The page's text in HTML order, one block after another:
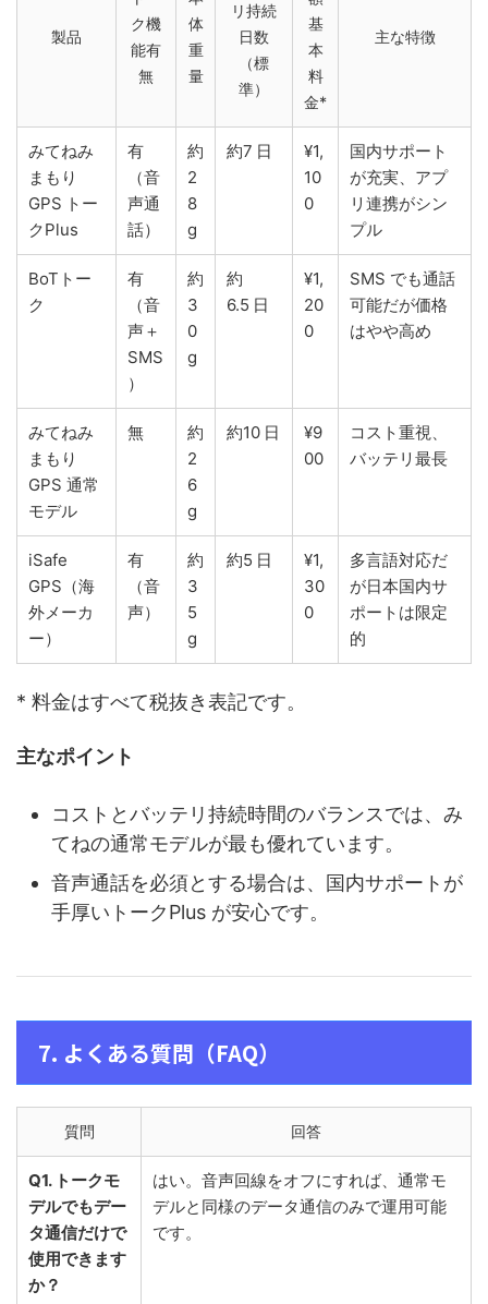
製品
ク機
能有
無
体
重
量
リ持続
日数
（標
準）
基
本
料
金*
主な特徴
みてねみ
まもり
GPS トー
クPlus
有
（音
声通
話）
約
2
8
g
約7 日
¥1,
10
0
国内サポート
が充実、アプ
リ連携がシン
プル
BoTトー
ク
有
（音
声＋
SMS
）
約
3
0
g
約
6.5 日
¥1,
20
0
SMS でも通話
可能だが価格
はやや高め
みてねみ
まもり
GPS 通常
モデル
無
約
2
6
g
約10 日
¥9
00
コスト重視、
バッテリ最長
iSafe
GPS（海
外メーカ
ー）
有
（音
声）
約
3
5
g
約5 日
¥1,
30
0
多言語対応だ
が日本国内サ
ポートは限定
的
* 料金はすべて税抜き表記です。
主なポイント
コストとバッテリ持続時間のバランスでは、み
てねの通常モデルが最も優れています。
音声通話を必須とする場合は、国内サポートが
手厚いトークPlus が安心です。
7. よくある質問（FAQ）
質問 回答
Q1. トークモ
デルでもデー
タ通信だけで
使用できます
か？
はい。音声回線をオフにすれば、通常モ
デルと同様のデータ通信のみで運用可能
です。